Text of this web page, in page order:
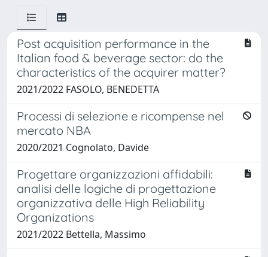
Post acquisition performance in the
Italian food & beverage sector: do the
characteristics of the acquirer matter?
2021/2022 FASOLO, BENEDETTA
Processi di selezione e ricompense nel
mercato NBA
2020/2021 Cognolato, Davide
Progettare organizzazioni affidabili:
analisi delle logiche di progettazione
organizzativa delle High Reliability
Organizations
2021/2022 Bettella, Massimo